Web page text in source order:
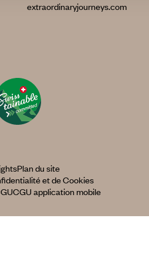
extraordinaryjourneys.com
Plan du site
et de Cookies
CGU application mobile